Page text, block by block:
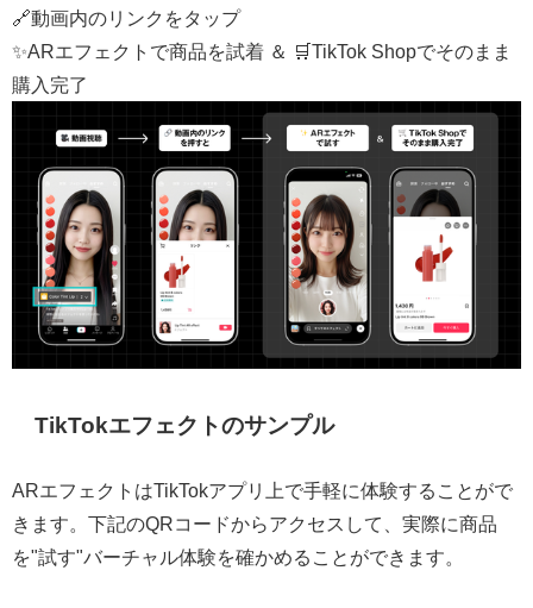
🔗動画内のリンクをタップ
✨ARエフェクトで商品を試着 ＆ 🛒TikTok Shopでそのまま
購入完了
TikTokエフェクトのサンプル
ARエフェクトはTikTokアプリ上で手軽に体験することがで
きます。下記のQRコードからアクセスして、実際に商品
を"試す"バーチャル体験を確かめることができます。